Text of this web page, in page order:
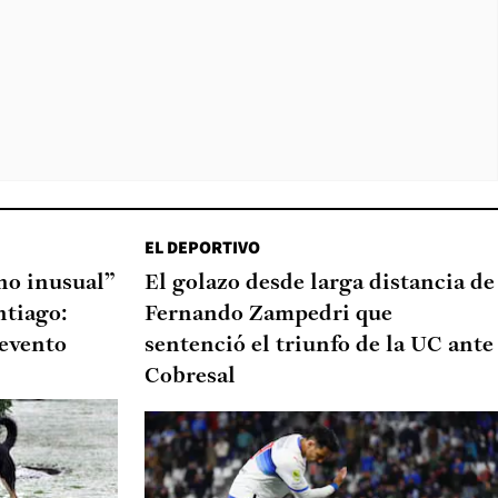
inusual”
EL DEPORTIVO
El golazo desde larga distancia de
Fernando Zampedri que
sentenció el triunfo de la UC ante
Cobresal